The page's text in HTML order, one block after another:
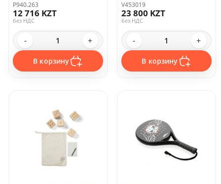
P940.263
12 716 KZT
без НДС
- +
В корзину
V453019
23 800 KZT
без НДС
- +
В корзину